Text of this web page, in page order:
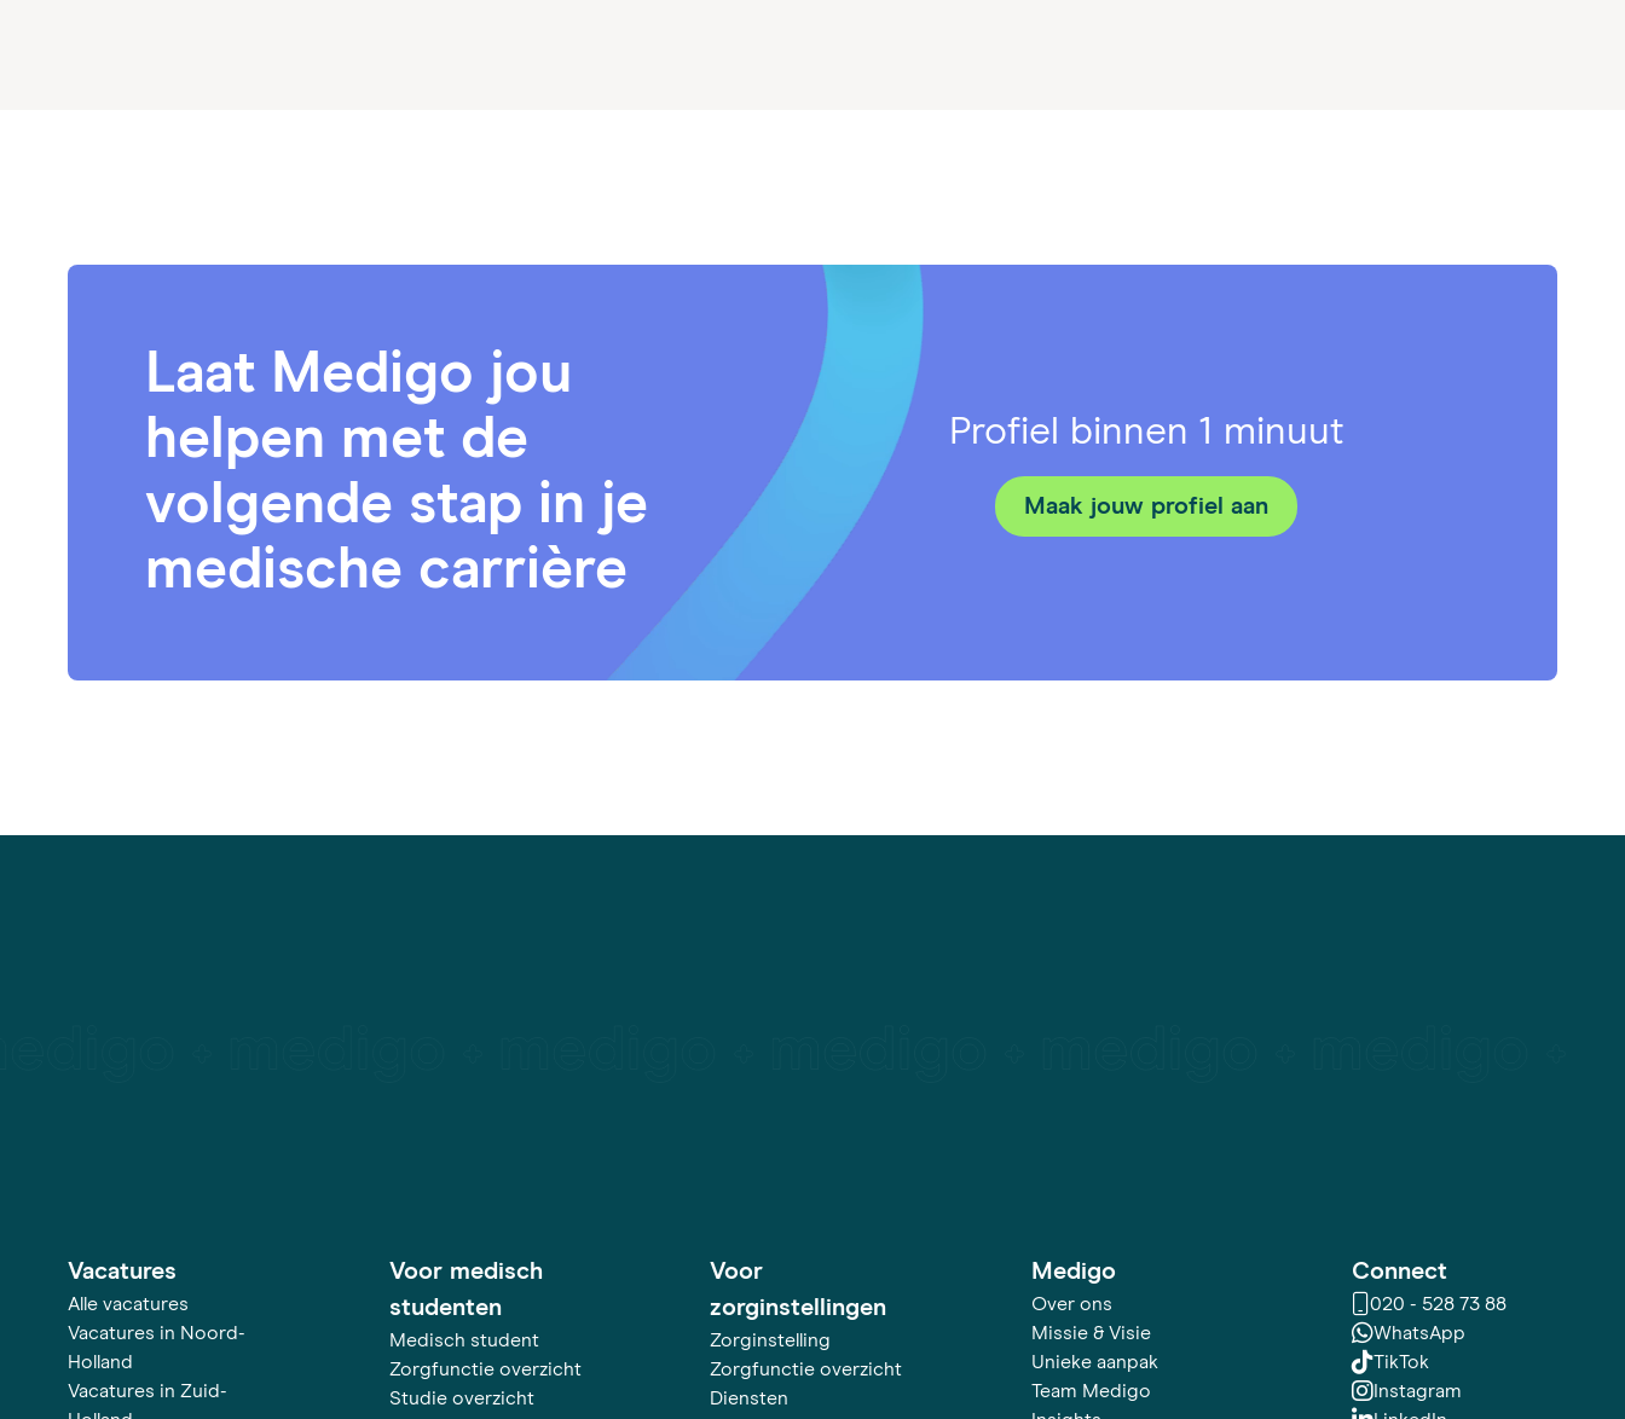
Laat Medigo jou
helpen met de
volgende stap in je
medische carrière
Profiel binnen 1 minuut
Maak jouw profiel aan
Vacatures
Alle vacatures
Vacatures in Noord-
Holland
Vacatures in Zuid-
Voor medisch
studenten
Medisch student
Zorgfunctie overzicht
Studie overzicht
Voor
zorginstellingen
Zorginstelling
Zorgfunctie overzicht
Diensten
Medigo
Over ons
Missie & Visie
Unieke aanpak
Team Medigo
Connect
020 - 528 73 88
WhatsApp
TikTok
Instagram